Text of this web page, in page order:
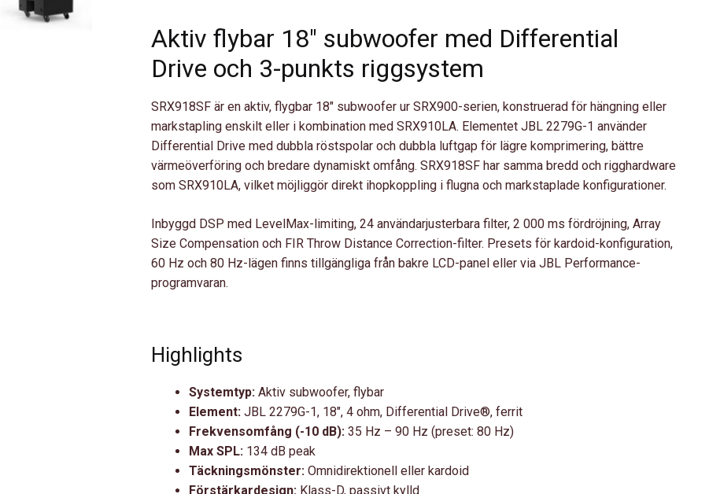
AKTIV
MED
MÄNGD
Aktiv flybar 18″ subwoofer med Differential
Drive och 3-punkts riggsystem
SRX918SF är en aktiv, flygbar 18″ subwoofer ur SRX900-serien, konstruerad för hängning eller
markstapling enskilt eller i kombination med SRX910LA. Elementet JBL 2279G-1 använder
Differential Drive med dubbla röstspolar och dubbla luftgap för lägre komprimering, bättre
värmeöverföring och bredare dynamiskt omfång. SRX918SF har samma bredd och rigghardware
som SRX910LA, vilket möjliggör direkt ihopkoppling i flugna och markstaplade konfigurationer.
Inbyggd DSP med LevelMax-limiting, 24 användarjusterbara filter, 2 000 ms fördröjning, Array
Size Compensation och FIR Throw Distance Correction-filter. Presets för kardoid-konfiguration,
60 Hz och 80 Hz-lägen finns tillgängliga från bakre LCD-panel eller via JBL Performance-
programvaran.
Highlights
Systemtyp:Aktiv subwoofer, flybar
Element:JBL 2279G-1, 18″, 4 ohm, Differential Drive®, ferrit
Frekvensomfång (-10 dB):35 Hz – 90 Hz (preset: 80 Hz)
Max SPL:134 dB peak
Täckningsmönster:Omnidirektionell eller kardoid
Förstärkardesign:Klass-D, passivt kylld